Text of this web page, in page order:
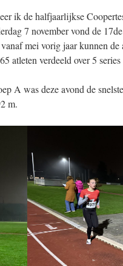
ik de halfjaarlijkse
7 november vond de
mei vorig jaar kunnen
atleten verdeeld over 5
A was deze avond de
m.